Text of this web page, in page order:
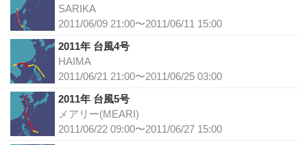
SARIKA
2011/06/09 21:00〜2011/06/11 15:00
2011年 台風4号
HAIMA
2011/06/21 21:00〜2011/06/25 03:00
2011年 台風5号
メアリー(MEARI)
2011/06/22 09:00〜2011/06/27 15:00